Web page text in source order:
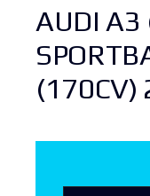
AUDI A3
(170CV)